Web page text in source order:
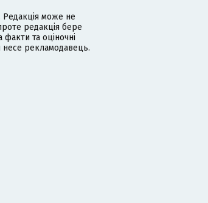
може не
редакція бере
факти та оціночні
несе рекламодавець.